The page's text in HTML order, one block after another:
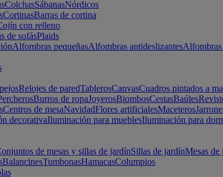
ColchasSábanasNórdicos
CortinasBarras de cortina
con relleno
de sofásPlaids
Alfombras pequeñasAlfombras antideslizantes
Relojes de paredTablerosCanvasCuadros pintados a
Burros de ropaJoyerosBiombosCestasBaúles
Centros de mesaNavidadFlores artificialesMaceteros
decorativaIluminación para mueblesIluminación para
de mesas y sillas de jardínSillas de jardínMesas de
BalancinesTumbonasHamacasColumpios